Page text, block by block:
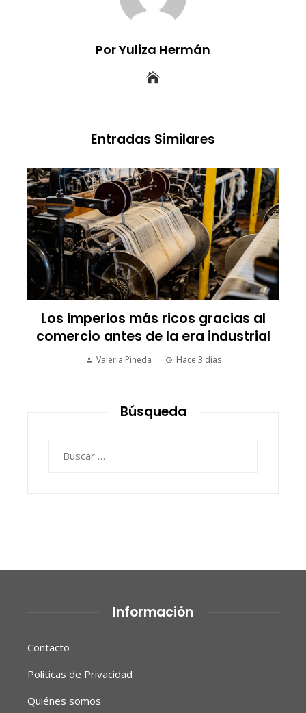
Por Yuliza Hermán
Entradas Similares
Los imperios más ricos gracias al
comercio antes de la era industrial
Valeria Pineda Hace 3 días
Búsqueda
Información
Contacto
Políticas de Privacidad
Quiénes somos